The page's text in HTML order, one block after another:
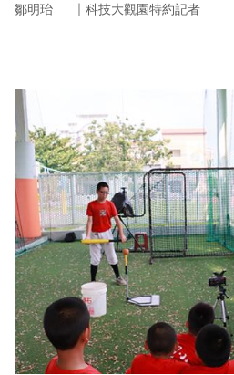
鄒明珆 ｜ 科技大觀園特約記者